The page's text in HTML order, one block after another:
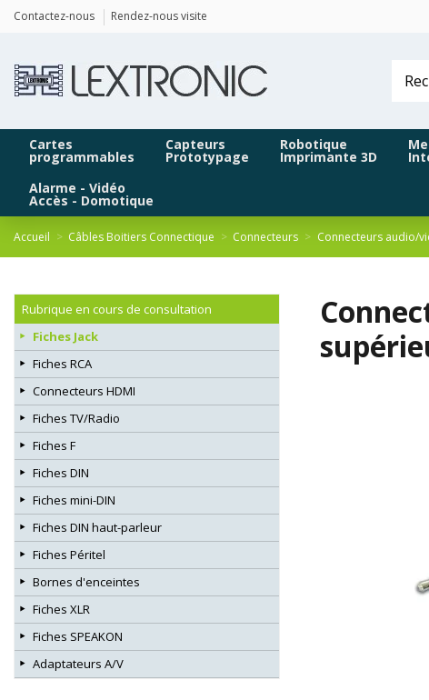
Contactez-nous Rendez-nous visite
Cartes
programmables
Capteurs
Prototypage
Robotique
Imprimante 3D
Alarme - Vidéo
Accès - Domotique
Accueil Câbles Boitiers Connectique Connecteurs Connecteurs audio/
Rubrique en cours de consultation
Fiches Jack
Fiches RCA
Connecteurs HDMI
Fiches TV/Radio
Fiches F
Fiches DIN
Fiches mini-DIN
Fiches DIN haut-parleur
Fiches Péritel
Bornes d'enceintes
Fiches XLR
Fiches SPEAKON
Adaptateurs A/V
Panneau de gestion des cookies